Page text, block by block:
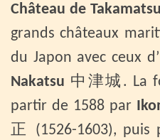
Château de Takamatsu
grands châteaux
du Japon avec ceux d’
Nakatsu 中津城. La
partir de 1588 par
正 (1526-1603), puis